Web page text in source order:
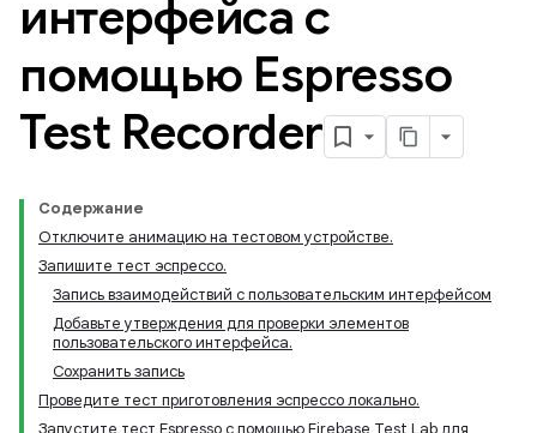
интерфейса с
помощью Espresso
Test Recorder
Содержание
Отключите анимацию на тестовом устройстве.
Запишите тест эспрессо.
Запись взаимодействий с пользовательским интерфейсом
Добавьте утверждения для проверки элементов
пользовательского интерфейса.
Сохранить запись
Проведите тест приготовления эспрессо локально.
Запустите тест Espresso с помощью Firebase Test Lab для